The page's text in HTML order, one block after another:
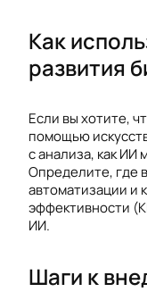
Как
развития
Если вы хотите,
помощью
с анализа, как ИИ
Определите, где
автоматизации и
эффективности
ИИ.
Шаги к